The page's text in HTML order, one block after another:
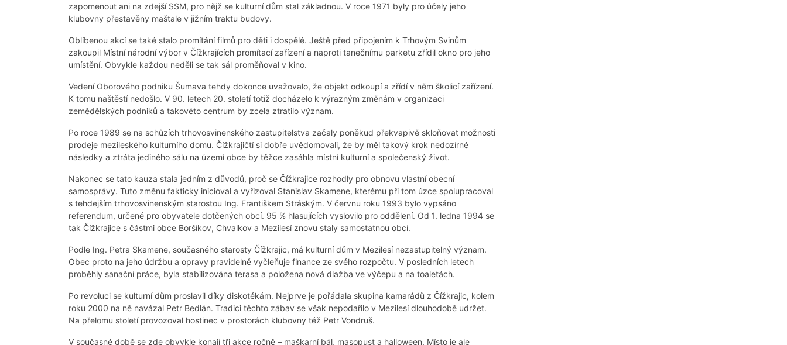
zapomenout ani na zdejší SSM, pro nějž se kulturní dům stal základnou. V roce 1971 byly pro účely jeho
klubovny přestavěny maštale v jižním traktu budovy.
Oblíbenou akcí se také stalo promítání filmů pro děti i dospělé. Ještě před připojením k Trhovým Svinům
zakoupil Místní národní výbor v Čížkrajících promítací zařízení a naproti tanečnímu parketu zřídil okno pro jeho
umístění. Obvykle každou neděli se tak sál proměňoval v kino.
Vedení Oborového podniku Šumava tehdy dokonce uvažovalo, že objekt odkoupí a zřídí v něm školicí zařízení.
K tomu naštěstí nedošlo. V 90. letech 20. století totiž docházelo k výrazným změnám v organizaci
zemědělských podniků a takovéto centrum by zcela ztratilo význam.
Po roce 1989 se na schůzích trhovosvinenského zastupitelstva začaly poněkud překvapivě skloňovat možnosti
prodeje mezileského kulturního domu. Čížkrajičtí si dobře uvědomovali, že by měl takový krok nedozírné
následky a ztráta jediného sálu na území obce by těžce zasáhla místní kulturní a společenský život.
Nakonec se tato kauza stala jedním z důvodů, proč se Čížkrajice rozhodly pro obnovu vlastní obecní
samosprávy. Tuto změnu fakticky inicioval a vyřizoval Stanislav Skamene, kterému při tom úzce spolupracoval
s tehdejším trhovosvinenským starostou Ing. Františkem Stráským. V červnu roku 1993 bylo vypsáno
referendum, určené pro obyvatele dotčených obcí. 95 % hlasujících vyslovilo pro oddělení. Od 1. ledna 1994 se
tak Čížkrajice s částmi obce Boršíkov, Chvalkov a Mezilesí znovu staly samostatnou obcí.
Podle Ing. Petra Skamene, současného starosty Čížkrajic, má kulturní dům v Mezilesí nezastupitelný význam.
Obec proto na jeho údržbu a opravy pravidelně vyčleňuje finance ze svého rozpočtu. V posledních letech
proběhly sanační práce, byla stabilizována terasa a položena nová dlažba ve výčepu a na toaletách.
Po revoluci se kulturní dům proslavil díky diskotékám. Nejprve je pořádala skupina kamarádů z Čížkrajic, kolem
roku 2000 na ně navázal Petr Bedlán. Tradici těchto zábav se však nepodařilo v Mezilesí dlouhodobě udržet.
Na přelomu století provozoval hostinec v prostorách klubovny též Petr Vondruš.
V současné době se zde obvykle konají tři akce ročně – maškarní bál, masopust a halloween. Místo je ale